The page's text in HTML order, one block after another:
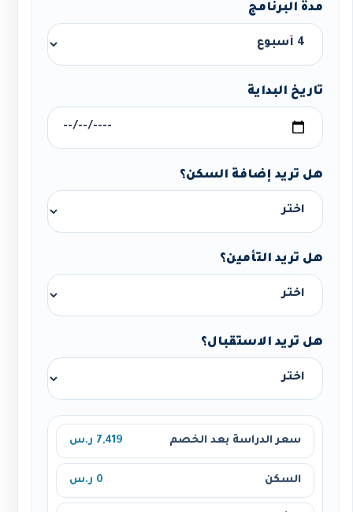
مدة البرنامج
تاريخ البداية
هل تريد إضافة السكن؟
هل تريد التأمين؟
هل تريد الاستقبال؟
سعر الدراسة بعد الخصم 7,419 ر.س
السكن 0 ر.س